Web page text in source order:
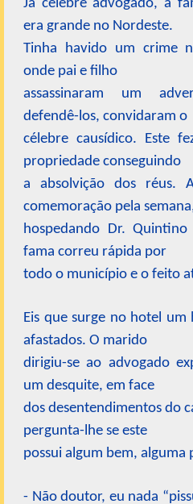
Já célebre advogado, a
era grande no Nordeste.
Tinha havido um crime
onde pai e filho
assassinaram um
defendê-los, convidaram o
célebre causídico. Este
propriedade conseguindo
a absolvição dos réus.
comemoração pela
hospedando Dr.
fama correu rápida por
todo o município e o feito
Eis que surge no hotel um
afastados. O marido
dirigiu-se ao advogado
um desquite, em face
dos desentendimentos do
pergunta-lhe se este
possui algum bem, alguma
- Não doutor, eu nada